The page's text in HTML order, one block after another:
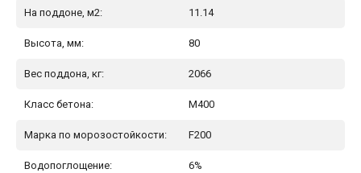
На поддоне, м2: 11.14
Высота, мм: 80
Вес поддона, кг: 2066
Класс бетона: М400
Марка по морозостойкости: F200
Водопоглощение: 6%